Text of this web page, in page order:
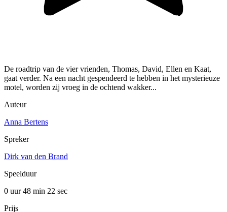
De roadtrip van de vier vrienden, Thomas, David, Ellen en Kaat,
gaat verder. Na een nacht gespendeerd te hebben in het mysterieuze
motel, worden zij vroeg in de ochtend wakker...
Auteur
Anna Bertens
Spreker
Dirk van den Brand
Speelduur
0 uur 48 min 22 sec
Prijs